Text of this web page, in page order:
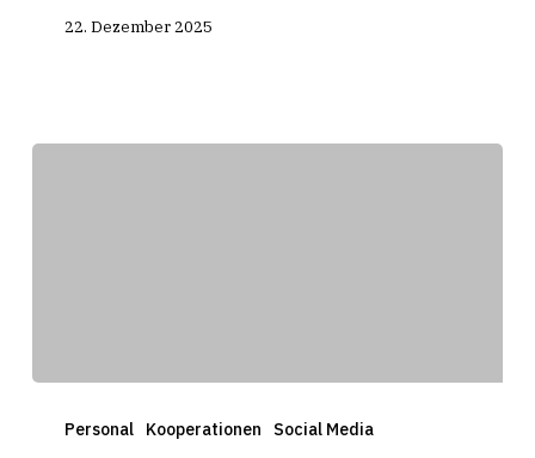
Jahr!22. Dezember 2025
StellenPersonal Kooperationen
Social Media